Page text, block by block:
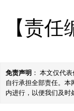
【责
免责声明 ： 本文仅代
自行承担全部责任。
内进行，以便我们及时